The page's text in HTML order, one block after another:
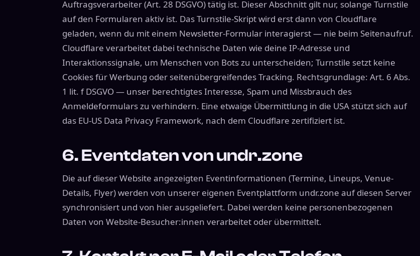
Auftragsverarbeiter (Art. 28 DSGVO) tätig ist. Dieser Abschnitt gilt nur, solange Turnstile
auf den Formularen aktiv ist. Das Turnstile-Skript wird erst dann von Cloudflare
geladen, wenn du mit einem Newsletter-Formular interagierst — nie beim Seitenaufruf.
Cloudflare verarbeitet dabei technische Daten wie deine IP-Adresse und
Interaktionssignale, um Menschen von Bots zu unterscheiden; Turnstile setzt keine
Cookies für Werbung oder seitenübergreifendes Tracking. Rechtsgrundlage: Art. 6 Abs.
1 lit. f DSGVO — unser berechtigtes Interesse, Spam und Missbrauch des
Anmeldeformulars zu verhindern. Eine etwaige Übermittlung in die USA stützt sich auf
das EU-US Data Privacy Framework, nach dem Cloudflare zertifiziert ist.
6. Eventdaten von undr.zone
Die auf dieser Website angezeigten Eventinformationen (Termine, Lineups, Venue-
Details, Flyer) werden von unserer eigenen Eventplattform undr.zone auf diesen Server
synchronisiert und von hier ausgeliefert. Dabei werden keine personenbezogenen
Daten von Website-Besucher:innen verarbeitet oder übermittelt.